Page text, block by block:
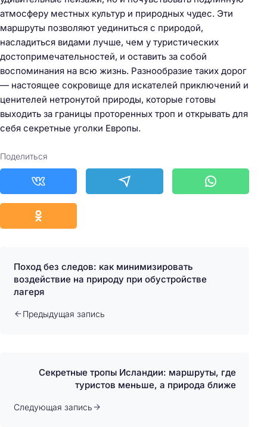
атмосферу местных культур и природных чудес. Эти
маршруты позволяют уединиться с природой,
насладиться видами лучше, чем у туристических
достопримечательностей, и оставить за собой
воспоминания на всю жизнь. Разнообразие таких дорог
— настоящее сокровище для искателей приключений и
ценителей нетронутой природы, которые готовы
выходить за границы проторенных троп и открывать для
себя секретные уголки Европы.
Поделиться
Поход без следов: как минимизировать
воздействие на природу при обустройстве
лагеря
Предыдущая запись
Секретные тропы Исландии: маршруты, где
туристов меньше, а природа ближе
Следующая запись